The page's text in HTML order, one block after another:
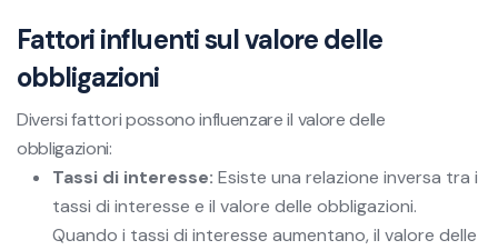
Fattori influenti sul valore delle
obbligazioni
Diversi fattori possono influenzare il valore delle
obbligazioni:
Tassi di interesse: Esiste una relazione inversa tra i
tassi di interesse e il valore delle obbligazioni.
Quando i tassi di interesse aumentano, il valore delle